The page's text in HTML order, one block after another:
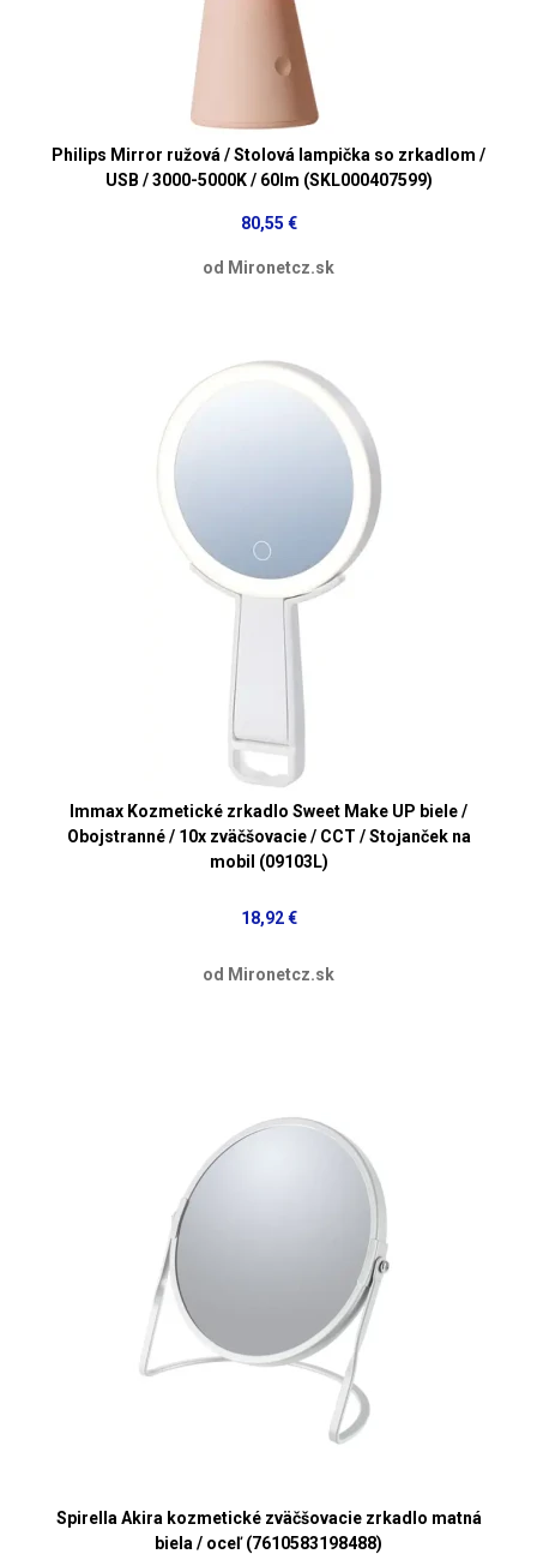
Philips Mirror ružová / Stolová lampička so zrkadlom /
USB / 3000-5000K / 60lm (SKL000407599)
80,55 €
od Mironetcz.sk
Immax Kozmetické zrkadlo Sweet Make UP biele /
Obojstranné / 10x zväčšovacie / CCT / Stojanček na
mobil (09103L)
18,92 €
od Mironetcz.sk
Spirella Akira kozmetické zväčšovacie zrkadlo matná
biela / oceľ (7610583198488)